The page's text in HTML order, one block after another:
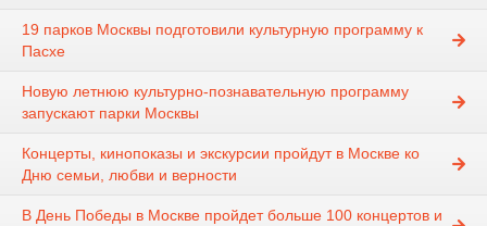
19 парков Москвы подготовили культурную программу к
Пасхе
Новую летнюю культурно-познавательную программу
запускают парки Москвы
Концерты, кинопоказы и экскурсии пройдут в Москве ко
Дню семьи, любви и верности
В День Победы в Москве пройдет больше 100 концертов и